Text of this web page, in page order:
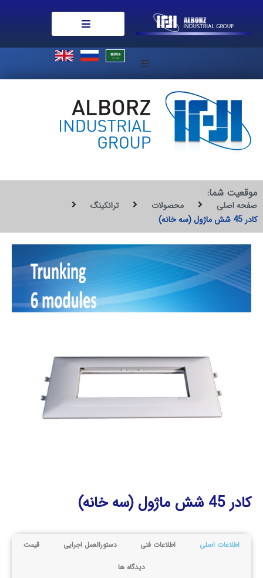
امور مشتریان
تازه ها
همکاری با ما
تماس با ما
موقعیت شما:
صفحه اصلی محصولات
ترانکینگ
کادر 45 شش ماژول (سه خانه)
کادر 45 شش ماژول (سه خانه)
اطلاعات اصلی اطلاعات فنی دستورالعمل اجرایی
قیمت
دیدگاه ها